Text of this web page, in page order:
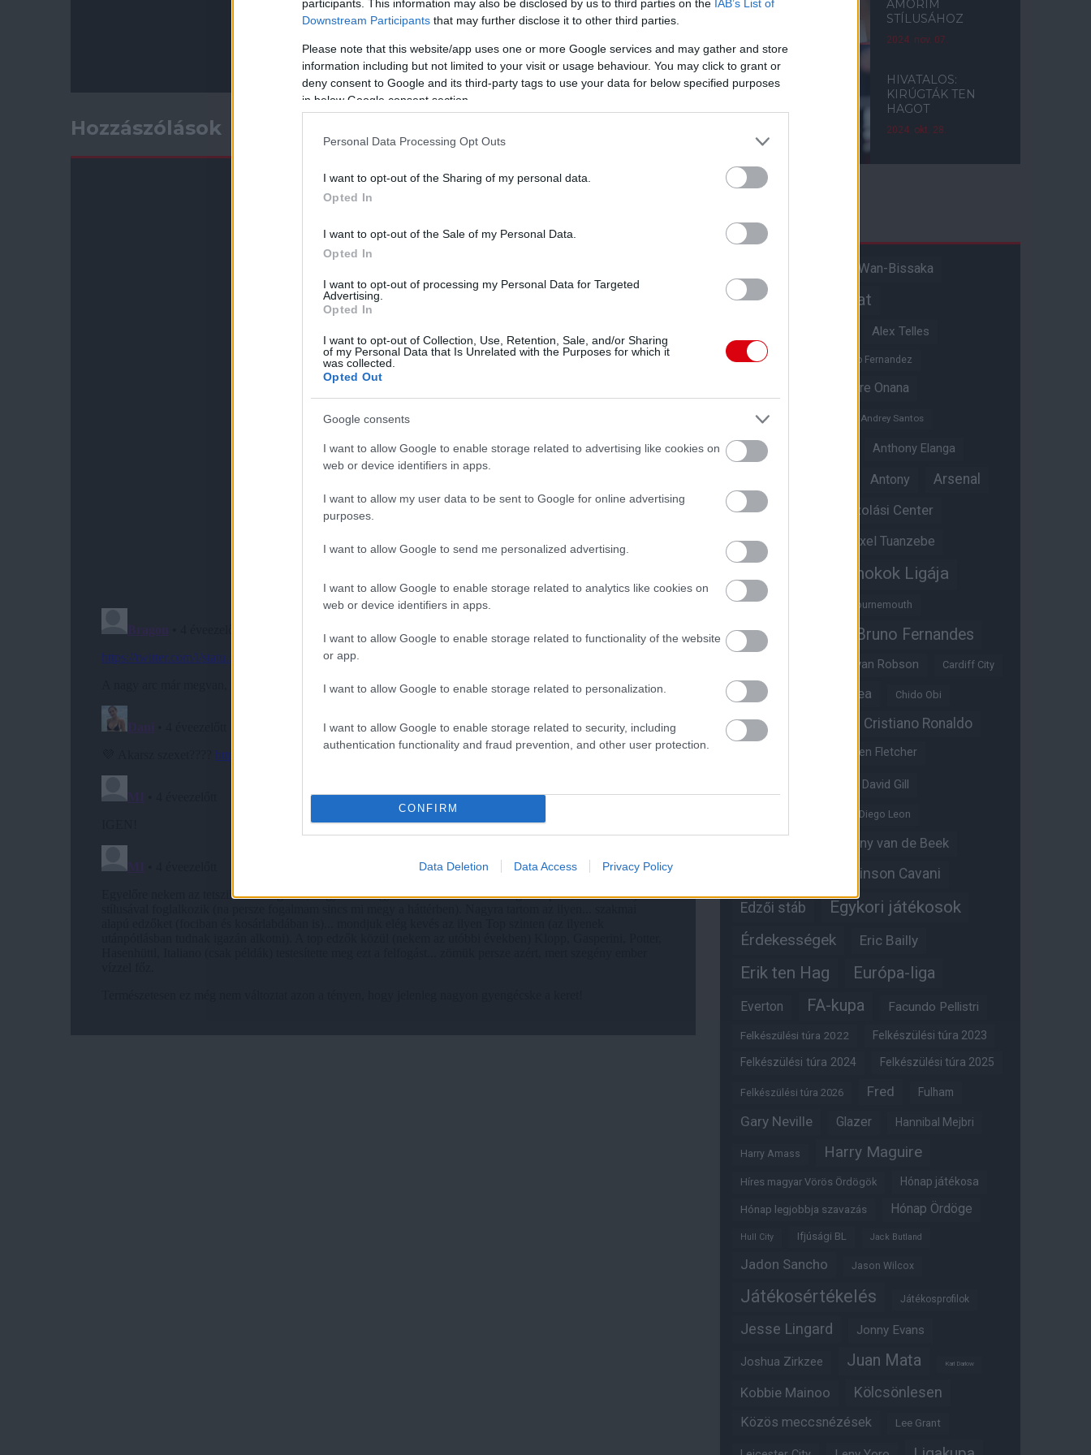
participants. This information may also be disclosed by us to third parties on the IAB’s List of
Downstream Participants that may further disclose it to other third parties.
Please note that this website/app uses one or more Google services and may gather and store
information including but not limited to your visit or usage behaviour. You may click to grant or
deny consent to Google and its third-party tags to use your data for below specified purposes
in below Google consent section.
Personal Data Processing Opt Outs
I want to opt-out of the Sharing of my personal data.
Opted In
I want to opt-out of the Sale of my Personal Data.
Opted In
I want to opt-out of processing my Personal Data for Targeted
Advertising.
Opted In
I want to opt-out of Collection, Use, Retention, Sale, and/or Sharing
of my Personal Data that Is Unrelated with the Purposes for which it
was collected.
Opted Out
Google consents
I want to allow Google to enable storage related to advertising like cookies on
web or device identifiers in apps.
I want to allow my user data to be sent to Google for online advertising
purposes.
I want to allow Google to send me personalized advertising.
I want to allow Google to enable storage related to analytics like cookies on
web or device identifiers in apps.
I want to allow Google to enable storage related to functionality of the website
or app.
I want to allow Google to enable storage related to personalization.
I want to allow Google to enable storage related to security, including
authentication functionality and fraud prevention, and other user protection.
CONFIRM
Data Deletion Data Access Privacy Policy
Hozzászólások
AMORIM
STÍLUSÁHOZ
2024. nov. 07.
HIVATALOS:
KIRÚGTÁK TEN
HAGOT
2024. okt. 28.
Aaron Wan-Bissaka
Akadémiai csapat
Alex Telles
Altay Bayindir Alvaro Fernandez
Andre Onana
Andreas Pereira
Andrey Santos
Angol válogatott Anthony Elanga
Antony Arsenal
Aston Villa Átigazolási Center
Átigazolások Axel Tuanzebe
Bajnokok Ligája
Benjamin Sesko Bournemouth
Brandon Williams Bruno Fernandes
Bryan Robson Cardiff City
Casemiro Chelsea Chido Obi
Christian Eriksen Cristiano Ronaldo
Darren Fletcher
David Gill
Diego Leon
Donny van de Beek
Edinson Cavani
Edzői stáb Egykori játékosok
Érdekességek Eric Bailly
Erik ten Hag Európa-liga
Everton FA-kupa Facundo Pellistri
Felkészülési túra 2022 Felkészülési túra 2023
Felkészülési túra 2024 Felkészülési túra 2025
Felkészülési túra 2026 Fred Fulham
Gary Neville Glazer Hannibal Mejbri
Harry Amass Harry Maguire
Híres magyar Vörös Ördögök Hónap játékosa
Hónap legjobbja szavazás Hónap Ördöge
Hull City Ifjúsági BL Jack Butland
Jadon Sancho Jason Wilcox
Játékosértékelés Játékosprofilok
Jesse Lingard Jonny Evans
Joshua Zirkzee Juan Mata Karl Darlow
Kobbie Mainoo Kölcsönlesen
Közös meccsnézések Lee Grant